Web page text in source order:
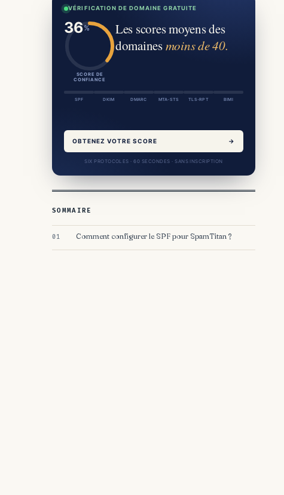
VÉRIFICATION DE DOMAINE GRATUITE
SCORE DE
CONFIANCE
Les scores moyens des
domainesmoins de 40.
SPF DKIM DMARC MTA-STS TLS-RPT BIMI
OBTENEZ VOTRE SCORE →
SIX PROTOCOLES · 60 SECONDES · SANS INSCRIPTION
SOMMAIRE
Comment configurer le SPF pour SpamTitan ?